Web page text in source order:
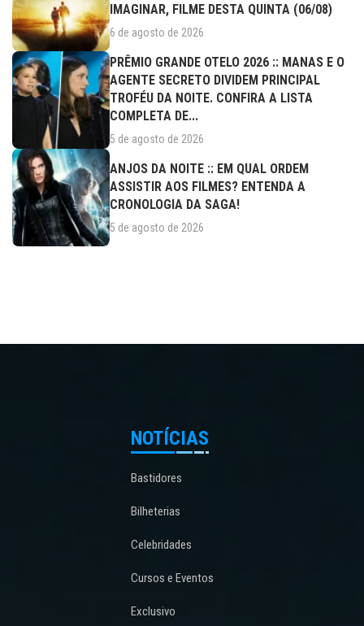
IMAGINAR, FILME DESTA QUINTA (06/08)
6 de agosto de 2026
PRÊMIO GRANDE OTELO 2026 :: MANAS E O
AGENTE SECRETO DIVIDEM PRINCIPAL
TROFÉU DA NOITE. CONFIRA A LISTA
COMPLETA DE...
5 de agosto de 2026
ANJOS DA NOITE :: EM QUAL ORDEM
ASSISTIR AOS FILMES? ENTENDA A
CRONOLOGIA DA SAGA!
5 de agosto de 2026
NOTÍCIAS
Bastidores
Bilheterias
Celebridades
Cursos e Eventos
Exclusivo